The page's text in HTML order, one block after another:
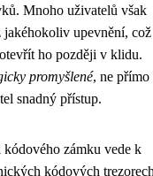
Mnoho uživatelů však
jakéhokoliv upevnění, což
ho později v klidu.
promyšlené, ne přímo
snadný přístup.
zámku vede k
kódových